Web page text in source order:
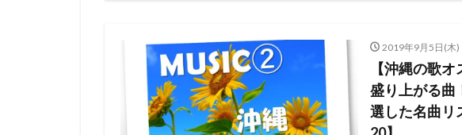
2019年9月5日(木)
【沖縄の歌
盛り上がる曲
選した名曲リ